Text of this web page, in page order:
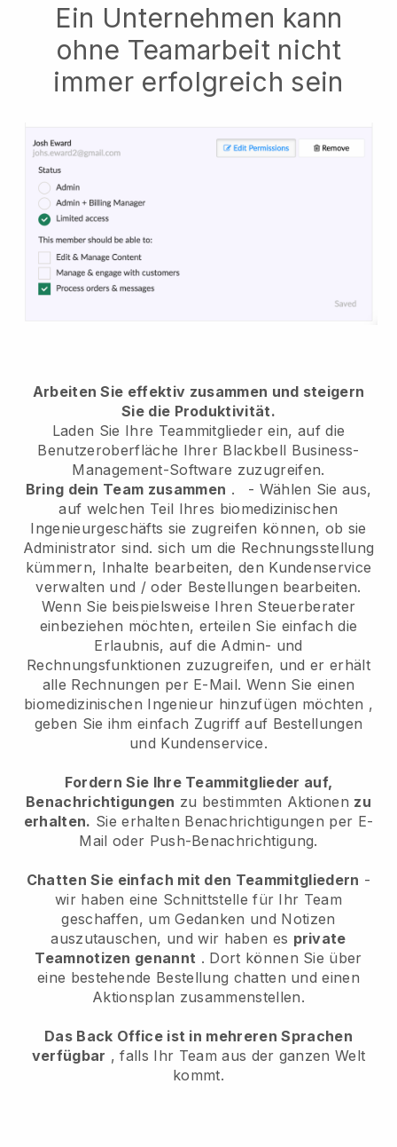
Ein Unternehmen kann
ohne Teamarbeit nicht
immer erfolgreich sein
Arbeiten Sie effektiv zusammen und steigern
Sie die Produktivität.
Laden Sie Ihre Teammitglieder ein, auf die
Benutzeroberfläche Ihrer Blackbell Business-
Management-Software zuzugreifen.
Bring dein Team zusammen . - Wählen Sie aus,
auf welchen Teil Ihres biomedizinischen
Ingenieurgeschäfts sie zugreifen können, ob sie
Administrator sind. sich um die Rechnungsstellung
kümmern, Inhalte bearbeiten, den Kundenservice
verwalten und / oder Bestellungen bearbeiten.
Wenn Sie beispielsweise Ihren Steuerberater
einbeziehen möchten, erteilen Sie einfach die
Erlaubnis, auf die Admin- und
Rechnungsfunktionen zuzugreifen, und er erhält
alle Rechnungen per E-Mail. Wenn Sie einen
biomedizinischen Ingenieur hinzufügen möchten ,
geben Sie ihm einfach Zugriff auf Bestellungen
und Kundenservice.
Fordern Sie Ihre Teammitglieder auf,
Benachrichtigungen zu bestimmten Aktionen zu
erhalten. Sie erhalten Benachrichtigungen per E-
Mail oder Push-Benachrichtigung.
Chatten Sie einfach mit den Teammitgliedern -
wir haben eine Schnittstelle für Ihr Team
geschaffen, um Gedanken und Notizen
auszutauschen, und wir haben es private
Teamnotizen genannt . Dort können Sie über
eine bestehende Bestellung chatten und einen
Aktionsplan zusammenstellen.
Das Back Office ist in mehreren Sprachen
verfügbar , falls Ihr Team aus der ganzen Welt
kommt.